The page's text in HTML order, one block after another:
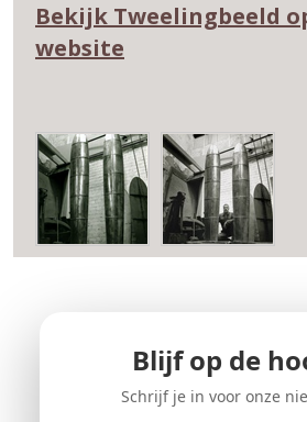
Bekijk Tweelingbeeld
website
Blijf op de
Schrijf je in voor onze